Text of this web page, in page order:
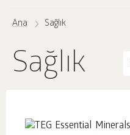
Ana Sağlık
Sağlık